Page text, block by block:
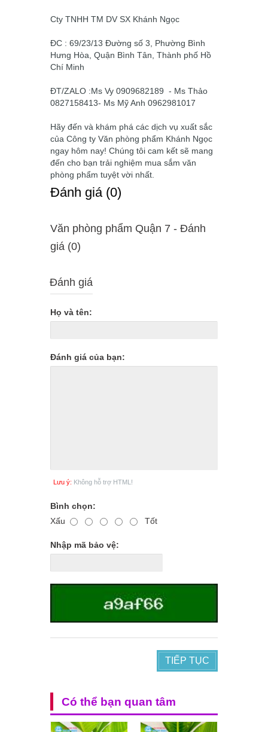
Cty TNHH TM DV SX Khánh Ngọc
ĐC : 69/23/13 Đường số 3, Phường Bình
Hưng Hòa, Quận Bình Tân, Thành phố Hồ
Chí Minh
ĐT/ZALO :Ms Vy 0909682189 - Ms Thảo
0827158413- Ms Mỹ Anh 0962981017
Hãy đến và khám phá các dịch vụ xuất sắc
của Công ty Văn phòng phẩm Khánh Ngọc
ngay hôm nay! Chúng tôi cam kết sẽ mang
đến cho bạn trải nghiệm mua sắm văn
phòng phẩm tuyệt vời nhất.
Ðánh giá (0)
Văn phòng phẩm Quận 7 - Ðánh
giá (0)
Đánh giá
Họ và tên:
Đánh giá của bạn:
Lưu ý: Không hỗ trợ HTML!
Bình chọn:
Xấu
Tốt
Nhập mã bảo vệ:
TIẾP TỤC
Có thể bạn quan tâm